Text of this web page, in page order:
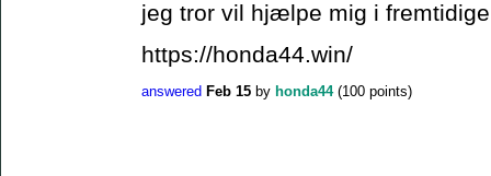
jeg tror vil hjælpe mig i
https://honda44.win/
answered Feb 15 by honda44 (100 points)